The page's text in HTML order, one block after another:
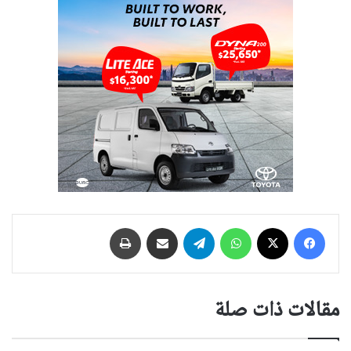
فيسبوك واتساب تيلقرام مشاركة عبر البريد
مقالات ذات صلة